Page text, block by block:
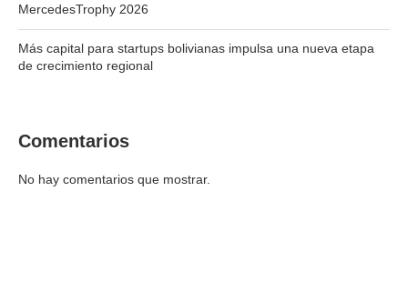
MercedesTrophy 2026
Más capital para startups bolivianas impulsa una nueva etapa
de crecimiento regional
Comentarios
No hay comentarios que mostrar.